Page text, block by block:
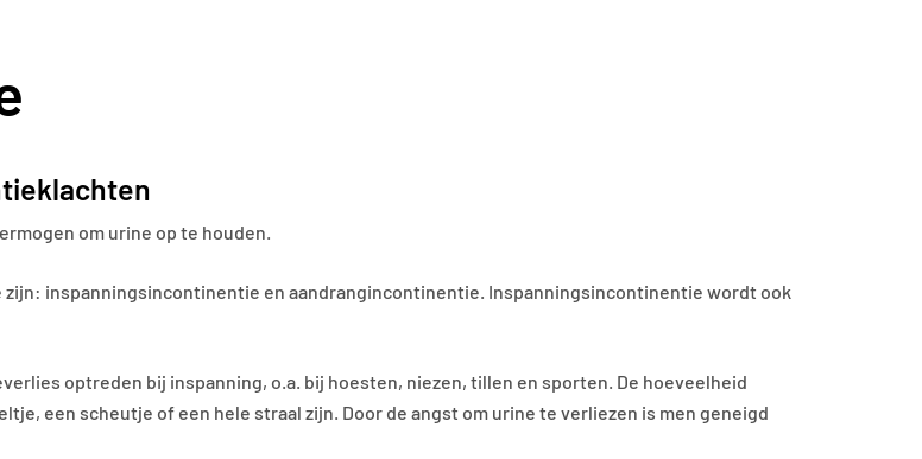
om urine op te houden.
inspanningsincontinentie en aandrangincontinentie. Inspanningsincontinentie wordt ook
optreden bij inspanning, o.a. bij hoesten, niezen, tillen en sporten. De hoeveelheid
een scheutje of een hele straal zijn. Door de angst om urine te verliezen is men geneigd